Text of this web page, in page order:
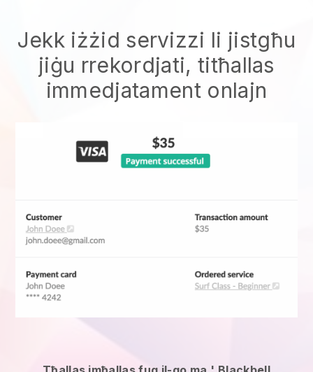
Jekk iżżid servizzi li jistgħu
jiġu rrekordjati, titħallas
immedjatament onlajn